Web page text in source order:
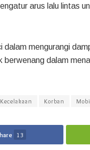
arus lalu lintas
mengurangi
dalam
Kecelakaan Korban
13